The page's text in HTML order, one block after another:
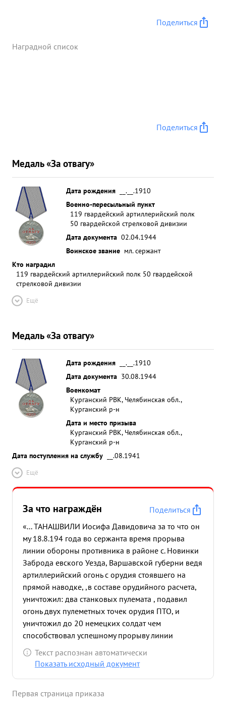
Поделиться
Наградной список
Поделиться
Медаль «За отвагу»
Дата рождения
__.__.1910
Военно-пересыльный пункт
119 гвардейский артиллерийский полк
50 гвардейской стрелковой дивизии
Дата документа 02.04.1944
Воинское звание мл. сержант
Кто наградил
119 гвардейский артиллерийский полк 50 гвардейской
стрелковой дивизии
Ещё
Медаль «За отвагу»
Дата рождения
__.__.1910
Дата документа 30.08.1944
Военкомат
Курганский РВК, Челябинская обл.,
Курганский р-н
Дата и место призыва
Курганский РВК, Челябинская обл.,
Курганский р-н
Дата поступления на службу
__.08.1941
Ещё
За что награждён
Поделиться
«... ТАНАШВИЛИ Иосифа Давидовича за то что он
му 18.8.194 года во сержанта время прорыва
линии обороны противника в районе с. Новинки
Заброда евского Уезда, Варшавской губерни ведя
артиллерийский огонь с орудия стоявшего на
прямой наводке, ,в составе орудийного расчета,
уничтожил: два станковых пулемата , подавил
огонь двух пулеметных точек орудия ПТО, и
уничтожил до 20 немецких солдат чем
способствовал успешному прорыву линии
обороны противника и продвиж ению нашей
пехоты вперед. ...»
Текст распознан автоматически
Показать исходный документ
Первая страница приказа